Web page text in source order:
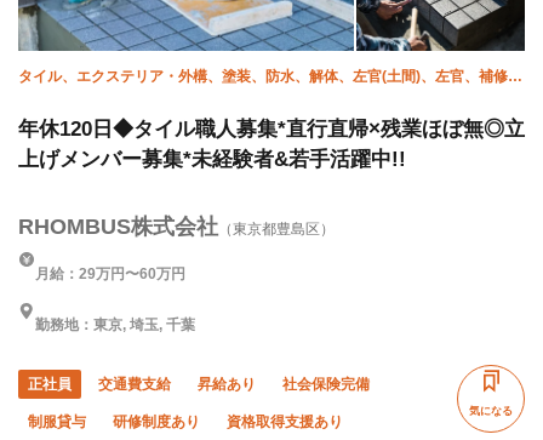
タイル、エクステリア・外構、塗装、防水、解体、左官(土間)、左官、補修
年休120日◆タイル職人募集*直行直帰×残業ほぼ無◎立
上げメンバー募集*未経験者&若手活躍中!!
RHOMBUS株式会社 （東京都豊島区）
月給：29万円〜60万円
勤務地：東京, 埼玉, 千葉
正社員 交通費支給 昇給あり 社会保険完備
制服貸与 研修制度あり 資格取得支援あり
気になる